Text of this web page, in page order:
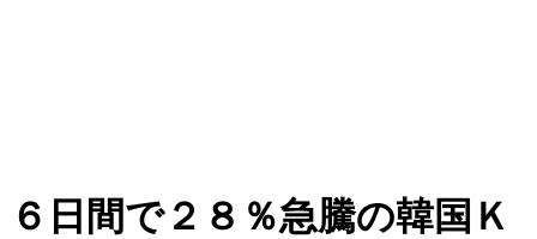
６日間で２８％急騰の韓国Ｋ